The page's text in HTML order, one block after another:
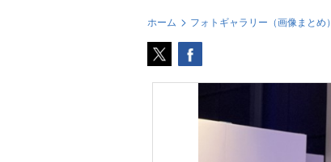
ホーム フォトギャラリー（画像まとめ）